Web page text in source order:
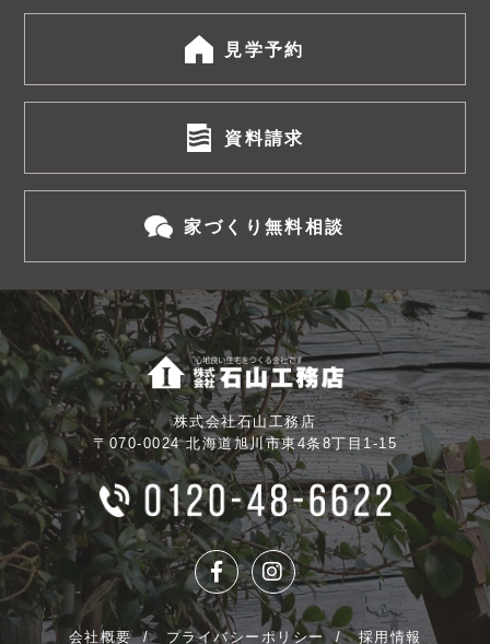
見学予約
資料請求
家づくり無料相談
株式会社石山工務店
〒070-0024 北海道旭川市東4条8丁目1-15
会社概要 プライバシーポリシー 採用情報